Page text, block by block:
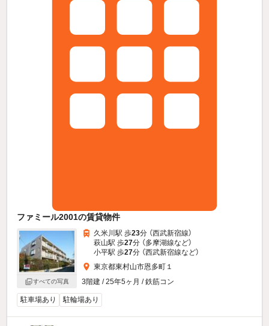
ファミール2001の賃貸物件
すべての写真
久米川駅 歩23分 （西武新宿線）
萩山駅 歩27分 （多摩湖線など）
小平駅 歩27分 （西武新宿線など）
東京都東村山市恩多町１
3階建 / 25年5ヶ月 / 鉄筋コン
駐車場あり 駐輪場あり